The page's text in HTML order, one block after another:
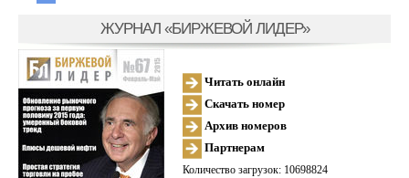
ЖУРНАЛ «БИРЖЕВОЙ ЛИДЕР»
Читать онлайн
Скачать номер
Архив номеров
Партнерам
Количество загрузок: 10698824